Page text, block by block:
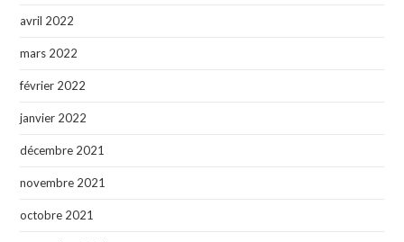
avril 2022
mars 2022
février 2022
janvier 2022
décembre 2021
novembre 2021
octobre 2021